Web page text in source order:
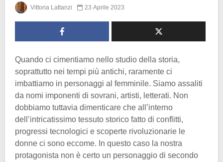
Vittoria Lattanzi 23 Aprile 2023
Quando ci cimentiamo nello studio della storia,
soprattutto nei tempi più antichi, raramente ci
imbattiamo in personaggi al femminile. Siamo assaliti
da nomi imponenti di sovrani, artisti, letterati. Non
dobbiamo tuttavia dimenticare che all’interno
dell’intricatissimo tessuto storico fatto di conflitti,
progressi tecnologici e scoperte rivoluzionarie le
donne ci sono eccome. In questo caso la nostra
protagonista non è certo un personaggio di secondo